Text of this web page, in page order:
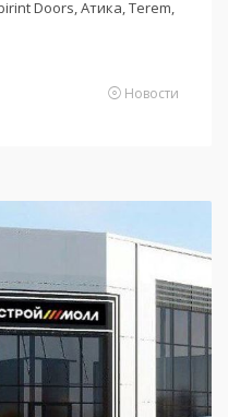
Doors, Атика, Terem,
Новости